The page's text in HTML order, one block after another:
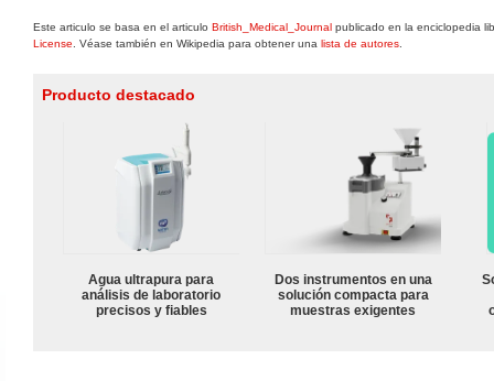
Este articulo se basa en el articulo British_Medical_Journal publicado en la enciclopedia
License . Véase también en Wikipedia para obtener una lista de autores
Producto destacado
Agua ultrapura para
análisis de laboratorio
precisos y fiables
Dos instrumentos en una
solución compacta para
muestras exigentes